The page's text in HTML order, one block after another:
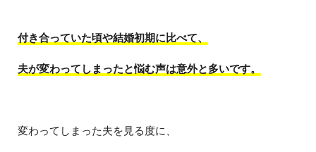
付き合っていた頃や結婚初期に比べて、
夫が変わってしまったと悩む声は意外と多いです。
変わってしまった夫を見る度に、